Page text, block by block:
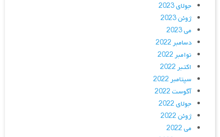
جولای 2023
ژوئن 2023
می 2023
دسامبر 2022
نوامبر 2022
اکتبر 2022
سپتامبر 2022
آگوست 2022
جولای 2022
ژوئن 2022
می 2022